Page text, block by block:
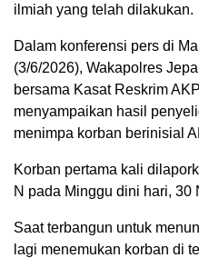
ilmiah yang telah dilakukan.
Dalam konferensi pers di
(3/6/2026), Wakapolres
bersama Kasat Reskrim
menyampaikan hasil
menimpa korban berinisial
Korban pertama kali
N pada Minggu dini hari, 30
Saat terbangun untuk
lagi menemukan korban di